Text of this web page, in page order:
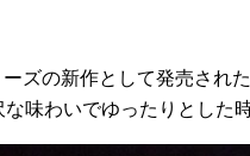
ズの新作として発売され
な味わいでゆったりとした